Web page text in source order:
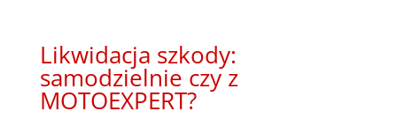
Likwidacja szkody:
samodzielnie czy z
MOTOEXPERT?